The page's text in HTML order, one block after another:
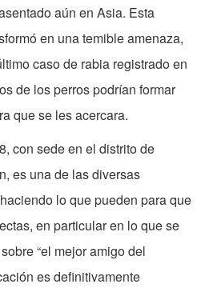
aún en Asia. Esta
en una temible amenaza,
caso de rabia registrado en
de los perros podrían formar
que se les acercara.
con sede en el distrito de
es una de las diversas
lo que pueden para que
en particular en lo que se
“el mejor amigo del
es definitivamente